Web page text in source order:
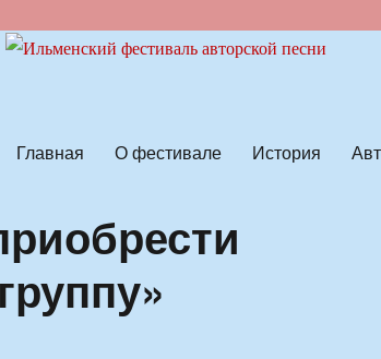
Главная О фестивале История